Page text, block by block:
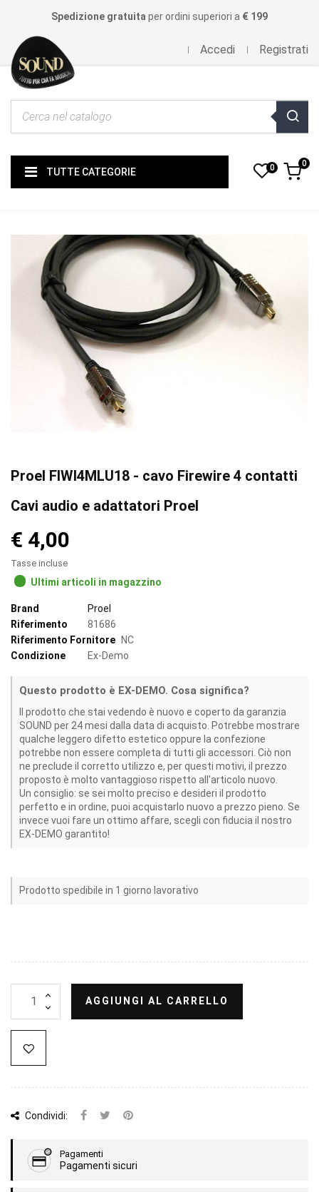
Spedizione gratuita per ordini superiori a € 199
Accedi Registrati
TUTTE CATEGORIE 0 0
Proel FIWI4MLU18 - cavo Firewire 4 contatti
Cavi audio e adattatori Proel
€ 4,00
Tasse incluse
Ultimi articoli in magazzino
Brand
Proel
Riferimento
81686
Riferimento Fornitore NC
Condizione
Ex-Demo
Questo prodotto è EX-DEMO. Cosa significa?
Il prodotto che stai vedendo è nuovo e coperto da garanzia
SOUND per 24 mesi dalla data di acquisto. Potrebbe mostrare
qualche leggero difetto estetico oppure la confezione
potrebbe non essere completa di tutti gli accessori. Ciò non
ne preclude il corretto utilizzo e, per questi motivi, il prezzo
proposto è molto vantaggioso rispetto all'articolo nuovo.
Un consiglio: se sei molto preciso e desideri il prodotto
perfetto e in ordine, puoi acquistarlo nuovo a prezzo pieno. Se
invece vuoi fare un ottimo affare, scegli con fiducia il nostro
EX-DEMO garantito!
Prodotto spedibile in 1 giorno lavorativo
AGGIUNGI AL CARRELLO
Condividi:
Pagamenti
Pagamenti sicuri